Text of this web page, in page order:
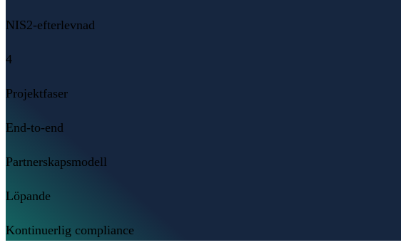
NIS2-efterlevnad
4
Projektfaser
End-to-end
Partnerskapsmodell
Löpande
Kontinuerlig compliance